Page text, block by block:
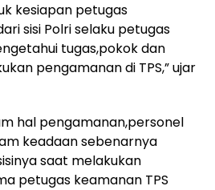
kesiapan petugas
sisi Polri selaku petugas
tugas,pokok dan
pengamanan di TPS,” ujar
hal pengamanan,personel
keadaan sebenarnya
saat melakukan
petugas keamanan TPS